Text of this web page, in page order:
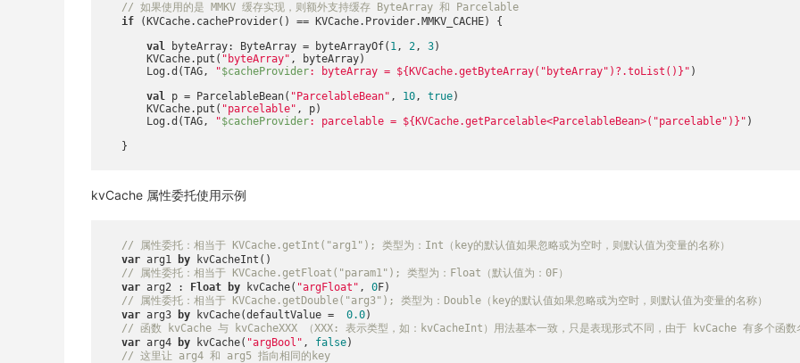
// 如果使用的是 MMKV 缓存实现，则额外支持缓存 ByteArray 和 Parcelable
if (KVCache.cacheProvider() == KVCache.Provider.MMKV_CACHE) {
val byteArray: ByteArray = byteArrayOf( 1, 2, 3)
        KVCache.put(
"byteArray" , byteArray)
        Log.d(TAG,
"$cacheProvider: byteArray = ${KVCache.getByteArray("byteArray")?.toList()} " )
val p = ParcelableBean( "ParcelableBean" , 10, true)
        KVCache.put(
"parcelable" , p)
        Log.d(TAG,
"$cacheProvider: parcelable = ${KVCache.getParcelable<ParcelableBean>("parcelable")} " )
    }
kvCache 属性委托使用示例
// 属性委托：相当于 KVCache.getInt("arg1"); 类型为：Int（key的默认值如果忽略或为空时，则默认值为变量的名称）
var arg1 by kvCacheInt()
// 属性委托：相当于 KVCache.getFloat("param1"); 类型为：Float（默认值为：0F）
var arg2 : Float by kvCache( "argFloat" , 0F)
// 属性委托：相当于 KVCache.getDouble("arg3"); 类型为：Double（key的默认值如果忽略或为空时，则默认值为变量的名称）
var arg3 by kvCache(defaultValue = 0.0)
// 函数 kvCache 与 kvCacheXXX （XXX:
表示类型，如：kvCacheInt）用法基本一致，只是表现形式不同，由于 kvCache 有多个函数
var arg4 by kvCache( "argBool" , false)
// 这里让 arg4 和 arg5 指向相同的key